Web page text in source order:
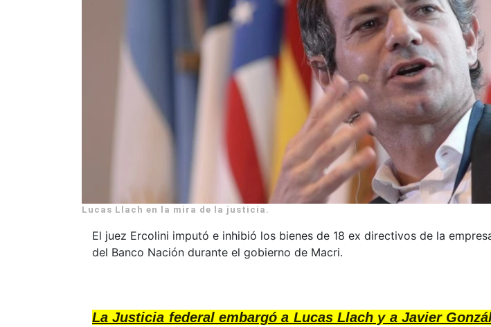
Lucas Llach en la mira de la justicia.
El juez Ercolini imputó e inhibió los bienes de 18 ex directivos de la
del Banco Nación durante el gobierno de Macri.
La Justicia federal embargó a Lucas Llach y a Javier